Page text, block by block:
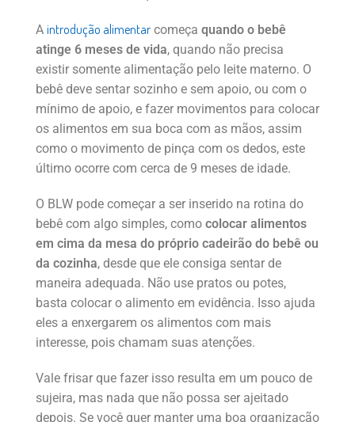
A introdução alimentar começa quando o bebê
atinge 6 meses de vida, quando não precisa
existir somente alimentação pelo leite materno. O
bebê deve sentar sozinho e sem apoio, ou com o
mínimo de apoio, e fazer movimentos para colocar
os alimentos em sua boca com as mãos, assim
como o movimento de pinça com os dedos, este
último ocorre com cerca de 9 meses de idade.
O BLW pode começar a ser inserido na rotina do
bebê com algo simples, como colocar alimentos
em cima da mesa do próprio cadeirão do bebê ou
da cozinha, desde que ele consiga sentar de
maneira adequada. Não use pratos ou potes,
basta colocar o alimento em evidência. Isso ajuda
eles a enxergarem os alimentos com mais
interesse, pois chamam suas atenções.
Vale frisar que fazer isso resulta em um pouco de
sujeira, mas nada que não possa ser ajeitado
depois. Se você quer manter uma boa organização